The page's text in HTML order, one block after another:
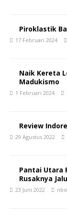
Piroklastik
17 Februari 2024
Naik Kereta
Madukismo
1 Februari 2024
Review
29 Agustus 2022
Pantai Utara
Rusaknya
23 Juni 2022